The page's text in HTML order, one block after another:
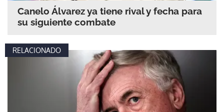
Canelo Álvarez ya tiene rival y fecha para
su siguiente combate
RELACIONADO